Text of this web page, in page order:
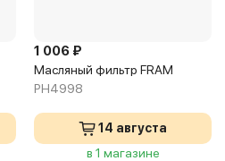
1 006 ₽
Масляный фильтр FRAM
PH4998
14 августа
в 1 магазине